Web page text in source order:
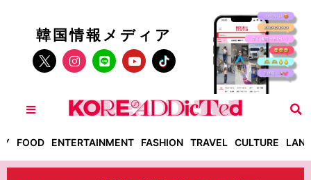
韓国情報メディア
FOOD ENTERTAINMENT FASHION TRAVEL CULTURE